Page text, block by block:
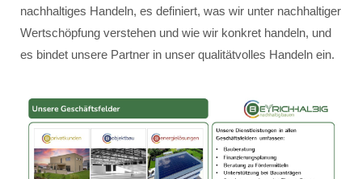
nachhaltiges Handeln, es definiert, was wir unter nachhaltiger
Wertschöpfung verstehen und wie wir konkret handeln, und
es bindet unsere Partner in unser qualitätvolles Handeln ein.